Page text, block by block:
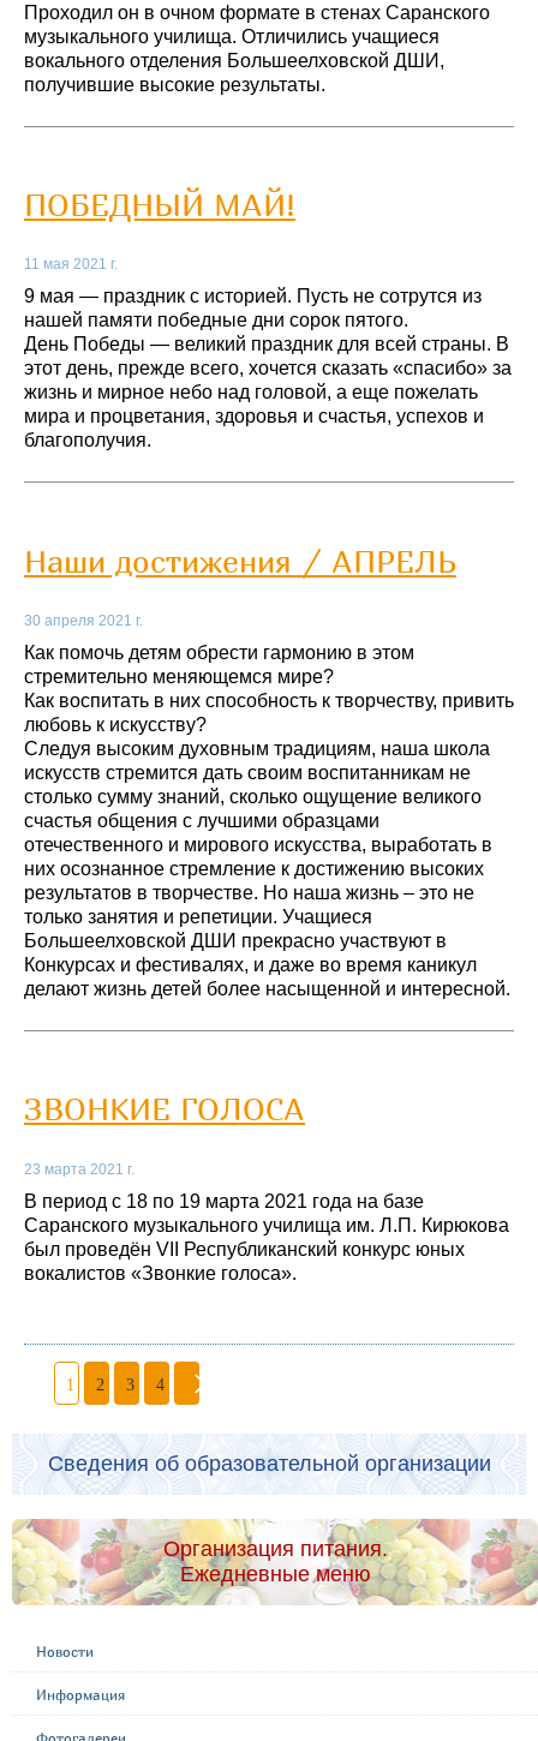
Проходил он в очном формате в стенах Саранского
музыкального училища. Отличились учащиеся
вокального отделения Большеелховской ДШИ,
получившие высокие результаты.
ПОБЕДНЫЙ МАЙ!
11 мая 2021 г.
9 мая — праздник с историей. Пусть не сотрутся из
нашей памяти победные дни сорок пятого.
День Победы — великий праздник для всей страны. В
этот день, прежде всего, хочется сказать «спасибо» за
жизнь и мирное небо над головой, а еще пожелать
мира и процветания, здоровья и счастья, успехов и
благополучия.
Наши достижения / АПРЕЛЬ
30 апреля 2021 г.
Как помочь детям обрести гармонию в этом
стремительно меняющемся мире?
Как воспитать в них способность к творчеству, привить
любовь к искусству?
Следуя высоким духовным традициям, наша школа
искусств стремится дать своим воспитанникам не
столько сумму знаний, сколько ощущение великого
счастья общения с лучшими образцами
отечественного и мирового искусства, выработать в
них осознанное стремление к достижению высоких
результатов в творчестве. Но наша жизнь – это не
только занятия и репетиции. Учащиеся
Большеелховской ДШИ прекрасно участвуют в
Конкурсах и фестивалях, и даже во время каникул
делают жизнь детей более насыщенной и интересной.
ЗВОНКИЕ ГОЛОСА
23 марта 2021 г.
В период с 18 по 19 марта 2021 года на базе
Саранского музыкального училища им. Л.П. Кирюкова
был проведён VII Республиканский конкурс юных
вокалистов «Звонкие голоса».
1 2 3 4
Сведения об образовательной организации
Организация питания.
Ежедневные меню
Новости
Информация